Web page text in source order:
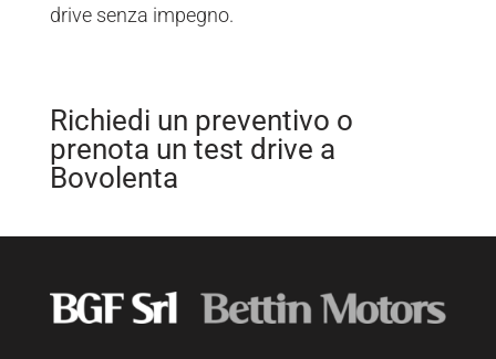
drive senza impegno.
Richiedi un preventivo o
prenota un test drive a
Bovolenta